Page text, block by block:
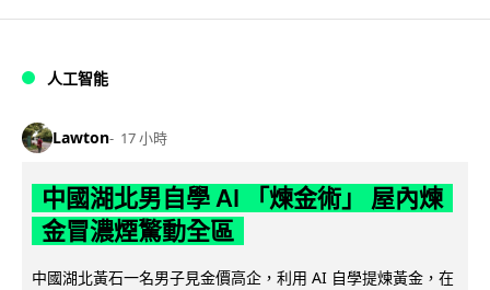
人工智能
Lawton 17 小時
中國湖北男自學 AI 「煉金術」 屋內煉
金冒濃煙驚動全區
中國湖北黃石一名男子見金價高企，利用 AI 自學提煉黃金，在